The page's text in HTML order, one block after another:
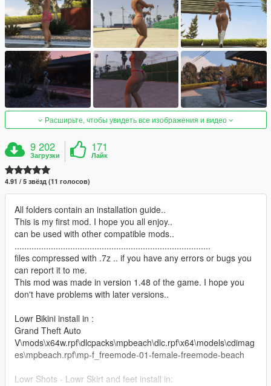
Расширьте, чтобы увидеть все изображения и видео
9 202
Загрузки
171
Лайк
4.91 / 5 звёзд (11 голосов)
All folders contain an installation guide..
This is my first mod. I hope you all enjoy..
can be used with other compatible mods..
.................................................................................
files compressed with .7z .. if you have any errors or bugs you
can report it to me.
This mod was made in version 1.48 of the game. I hope you
don't have problems with later versions..
Lowr Bikini install in :
Grand Theft Auto
V\mods\x64w.rpf\dlcpacks\mpbeach\dlc.rpf\x64\models\cdimag
es\mpbeach.rpf\mp-f_freemode-01-female-freemode-beach
Lowr Shots - Lowr Skirt and feet install in: